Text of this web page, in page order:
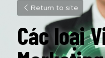
Return to site
Các loại